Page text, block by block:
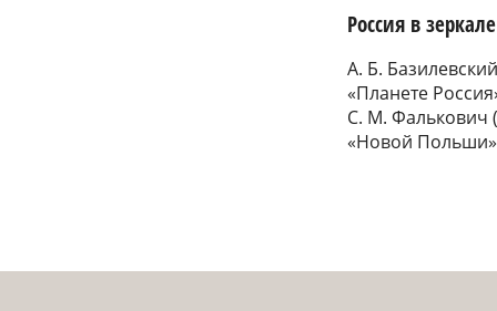
Россия в
А. Б.
«Планете
С. М. Фалькович
«Новой Польши»